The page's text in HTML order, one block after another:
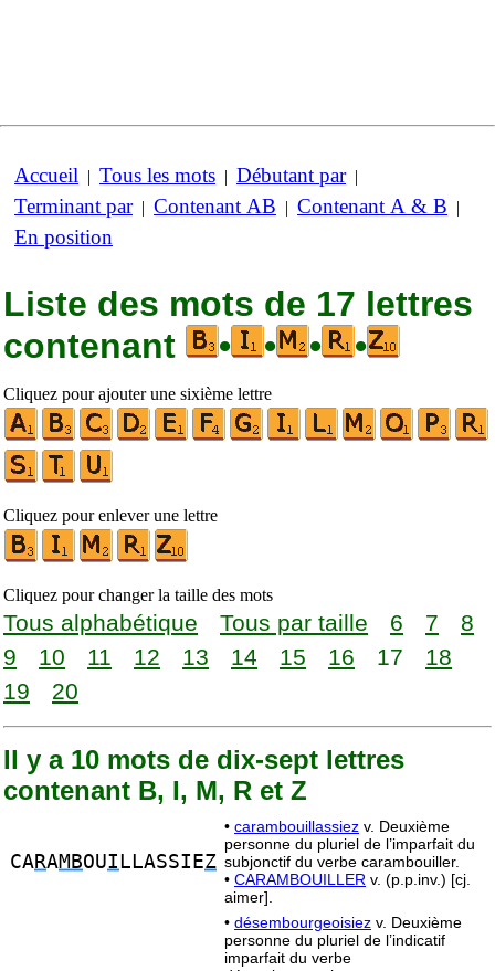
Accueil | Tous les mots | Débutant par|
Terminant par| Contenant AB | Contenant A & B |
En position
Liste des mots de 17 lettres
contenant
• • • •
Cliquez pour ajouter une sixième lettre
Cliquez pour enlever une lettre
Cliquez pour changer la taille des mots
Tous alphabétique Tous par taille 6 7
8
9
10 11 12 13 14 15 16 17
18
19
20
Il y a 10 mots de dix-sept lettres
contenant B, I, M, R et Z
CARAMBOUI LLASSIEZ
• carambouillassiez v. Deuxième
personne du pluriel de l’imparfait du
subjonctif du verbe carambouiller.
• CARAMBOUILLER v. (p.p.inv.) [cj.
aimer].
• désembourgeoisiez v. Deuxième
personne du pluriel de l’indicatif
imparfait du verbe